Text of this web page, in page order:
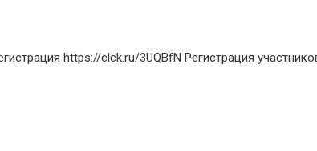
https://clck.ru/3UQBfN Регистрация